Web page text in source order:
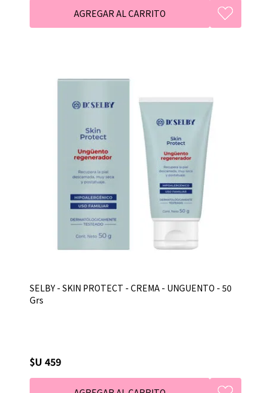
SELBY - SKIN PROTECT - CREMA - UNGUENTO - 50
Grs
$U 459